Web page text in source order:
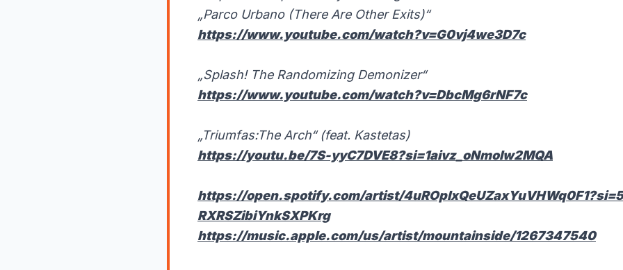
„Parco Urbano (There Are Other Exits)“
https://www.youtube.com/watch?v=G0vj4we3D7c
„Splash! The Randomizing Demonizer“
https://www.youtube.com/watch?v=DbcMg6rNF7c
„Triumfas:The Arch“ (feat. Kastetas)
https://youtu.be/7S-yyC7DVE8?si=1aivz_oNmoIw2MQA
https://open.spotify.com/artist/
RXRSZibiYnkSXPKrg
https://music.apple.com/us/artist/mountainside/1267347540